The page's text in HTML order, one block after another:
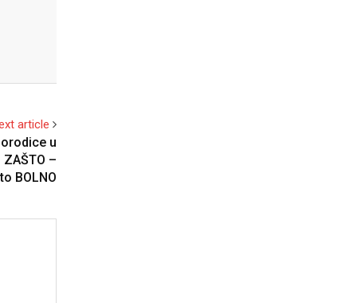
article
u
ZAŠTO –
BOLNO